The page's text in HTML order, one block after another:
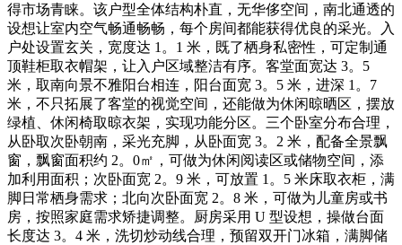
得市场青睐。该户型全体结构朴直，无华侈空间，南北通透的
设想让室内空气畅通畅畅，每个房间都能获得优良的采光。入
户处设置玄关，宽度达 1。1 米，既了栖身私密性，可定制通
顶鞋柜取衣帽架，让入户区域整洁有序。客堂面宽达 3。5
米，取南向景不雅阳台相连，阳台面宽 3。5 米，进深 1。7
米，不只拓展了客堂的视觉空间，还能做为休闲晾晒区，摆放
绿植、休闲椅取晾衣架，实现功能分区。三个卧室分布合理，
从卧取次卧朝南，采光充脚，从卧面宽 3。2 米，配备全景飘
窗，飘窗面积约 2。0㎡，可做为休闲阅读区或储物空间，添
加利用面积；次卧面宽 2。9 米，可放置 1。5 米床取衣柜，满
脚日常栖身需求；北向次卧面宽 2。8 米，可做为儿童房或书
房，按照家庭需求矫捷调整。厨房采用 U 型设想，操做台面
长度达 3。4 米，洗切炒动线合理，预留双开门冰箱，满脚储